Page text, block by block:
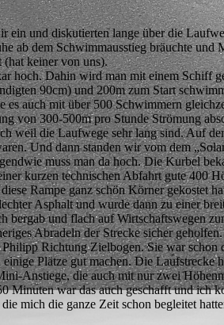
ein und diskutierten lange über die
ab dem Schwimmausstieg bräuchte und
(hat keiner von uns).
hoch. Dahin wird man mit einem Schiff
90cm) und 200m zum Start
es auch mit über 500 Schwimmern
von 300-500m pro Stunde Strömung
weil die Laufwege sehr lang sind. Auf
Und dann standen wir vom dem
muss man da hoch. Die Kurbel
kurzen technischen Abfahrt gute 400
Rampe ganz schön Körner gekostet
Asphalt und wurde dann zu einer
bergab und flach auf Wirtschaftswegen
Abradeln der Strecke sicher geholfen.
Richtung Zielbogen. Sie war schon
Plätze gut machen. Die Laufstrecke
Anstiege, die auch mit nur zwei
Minuten war das auch geschafft und ich
mich die ganze Zeit schon begleitet